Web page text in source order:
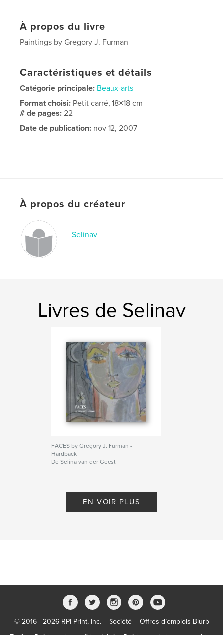
À propos du livre
Paintings by Gregory J. Furman
Caractéristiques et détails
Catégorie principale: Beaux-arts
Format choisi: Petit carré, 18×18 cm
# de pages:22
Date de publication: nov 12, 2007
À propos du créateur
Selinav
Livres de Selinav
FACES by Gregory J. Furman -
Hardback
De Selina van der Geest
EN VOIR PLUS
© 2016 - 2026 RPI Print, Inc. Société
Offres d’emplois Blurb